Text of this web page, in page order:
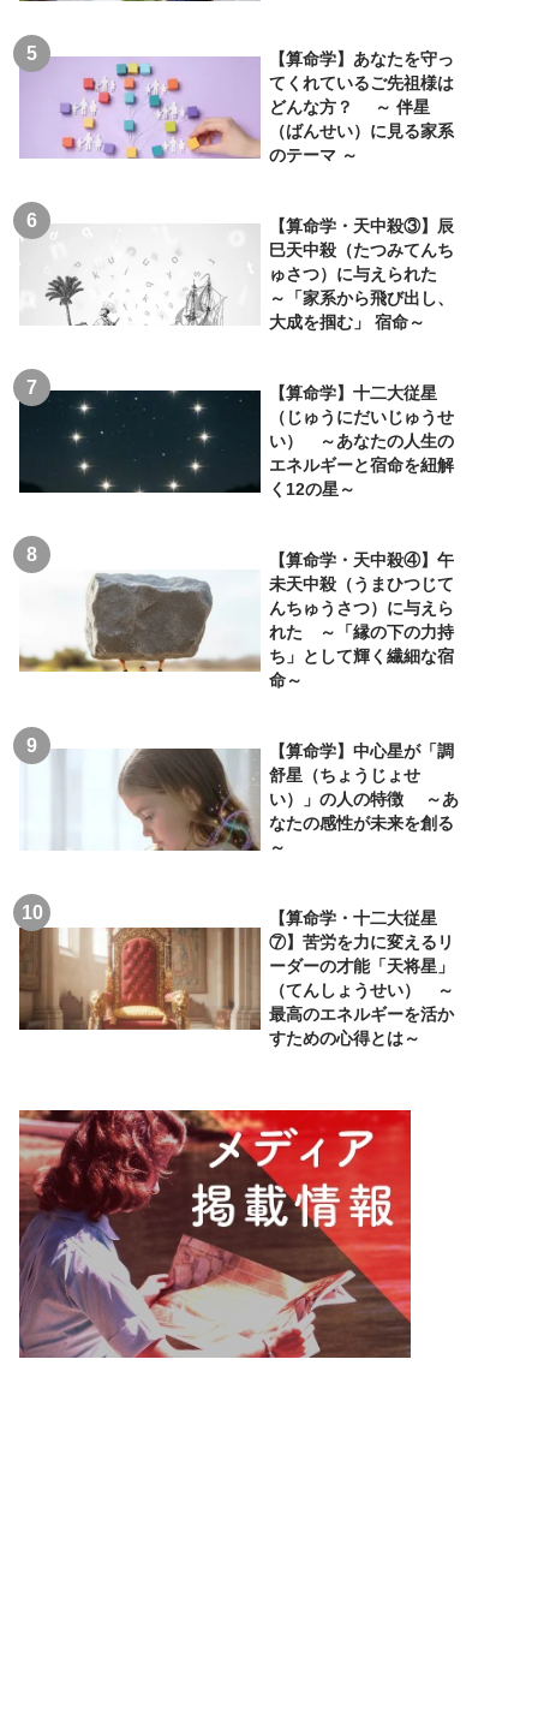
【算命学】あなたを守っ
てくれているご先祖様は
どんな方？ ～ 伴星
（ばんせい）に見る家系
のテーマ ～
【算命学・天中殺③】辰
巳天中殺（たつみてんち
ゅさつ）に与えられた
～「家系から飛び出し、
大成を掴む」 宿命～
【算命学】十二大従星
（じゅうにだいじゅうせ
い） ～あなたの人生の
エネルギーと宿命を紐解
く12の星～
【算命学・天中殺④】午
未天中殺（うまひつじて
んちゅうさつ）に与えら
れた ～「縁の下の力持
ち」として輝く繊細な宿
命～
【算命学】中心星が「調
舒星（ちょうじょせ
い）」の人の特徴 ～あ
なたの感性が未来を創る
～
【算命学・十二大従星
⑦】苦労を力に変えるリ
ーダーの才能「天将星」
（てんしょうせい） ～
最高のエネルギーを活か
すための心得とは～